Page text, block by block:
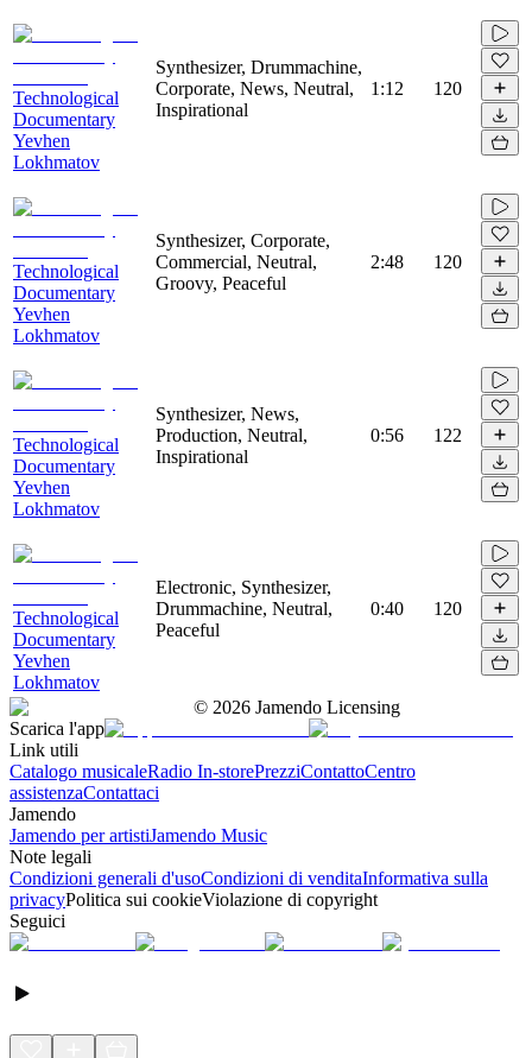
Technological
Documentary
Yevhen
Lokhmatov
Synthesizer, Drummachine,
Corporate, News, Neutral,
Inspirational
1:12 120
Technological
Documentary
Yevhen
Lokhmatov
Synthesizer, Corporate,
Commercial, Neutral,
Groovy, Peaceful
2:48 120
Technological
Documentary
Yevhen
Lokhmatov
Synthesizer, News,
Production, Neutral,
Inspirational
0:56 122
Technological
Documentary
Yevhen
Lokhmatov
Electronic, Synthesizer,
Drummachine, Neutral,
Peaceful
0:40 120
© 2026 Jamendo Licensing
Scarica l'app
Link utili
Catalogo musicaleRadio In-storePrezziContattoCentro
assistenzaContattaci
Jamendo
Jamendo per artistiJamendo Music
Note legali
Condizioni generali d'usoCondizioni di venditaInformativa sulla
privacyPolitica sui cookieViolazione di copyright
Seguici